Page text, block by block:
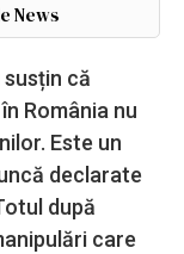
News
că
România nu
Este un
declarate
după
care